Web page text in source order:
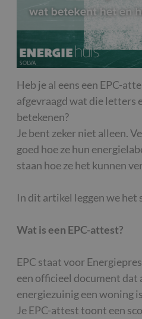
Heb je al eens een EPC-
afgevraagd wat die letters
betekenen?
Je bent zeker niet alleen.
goed hoe ze hun
staan hoe ze het kunnen
In dit artikel leggen we het
Wat is een EPC-attest?
EPC staat voor
een officieel document dat
energiezuinig een woning
Je EPC-attest toont een